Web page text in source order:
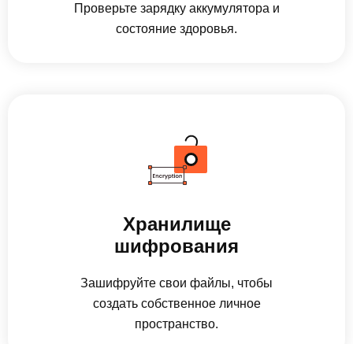
Проверьте зарядку аккумулятора и
состояние здоровья.
Хранилище
шифрования
Зашифруйте свои файлы, чтобы
создать собственное личное
пространство.